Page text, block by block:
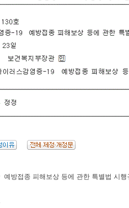
예방접종 피해보상 등에 관한 특별법 시